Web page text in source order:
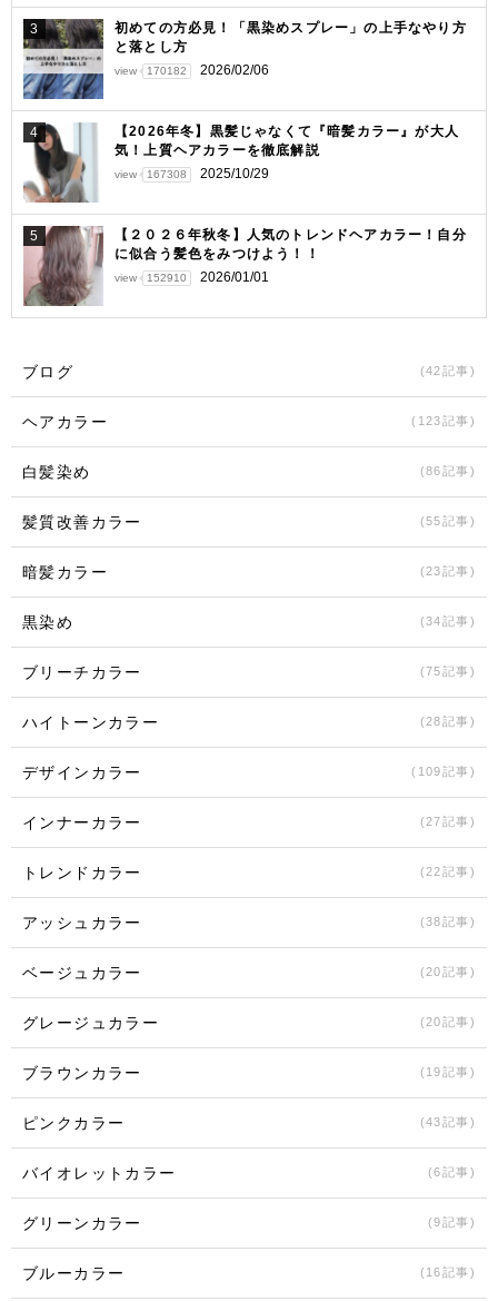
3
初めての方必見！「黒染めスプレー」の上手なやり方
と落とし方
view 170182 2026/02/06
4
【2026年冬】黒髪じゃなくて『暗髪カラー』が大人
気！上質ヘアカラーを徹底解説
view 167308 2025/10/29
5
【２０２６年秋冬】人気のトレンドヘアカラー！自分
に似合う髪色をみつけよう！！
view 152910 2026/01/01
ブログ (42記事)
ヘアカラー (123記事)
白髪染め (86記事)
髪質改善カラー (55記事)
暗髪カラー (23記事)
黒染め (34記事)
ブリーチカラー (75記事)
ハイトーンカラー (28記事)
デザインカラー (109記事)
インナーカラー (27記事)
トレンドカラー (22記事)
アッシュカラー (38記事)
ベージュカラー (20記事)
グレージュカラー (20記事)
ブラウンカラー (19記事)
ピンクカラー (43記事)
バイオレットカラー (6記事)
グリーンカラー (9記事)
ブルーカラー (16記事)